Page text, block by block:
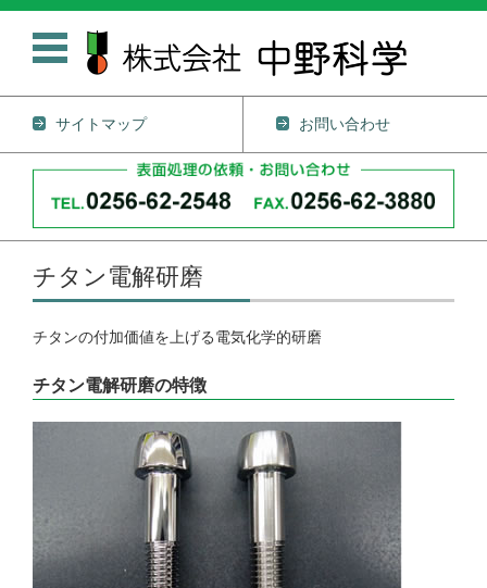
サイトマップ お問い合わせ
コンテンツに移動
チタン電解研磨
チタンの付加価値を上げる電気化学的研磨
チタン電解研磨の特徴